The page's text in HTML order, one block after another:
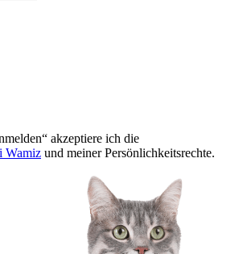
akzeptiere ich die
Wamiz und meiner Persönlichkeitsrechte.